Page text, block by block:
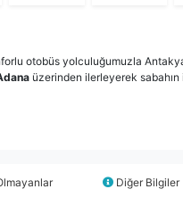
otobüs yolculuğumuzla
üzerinden ilerleyerek sabahın
Diğer Bilgiler